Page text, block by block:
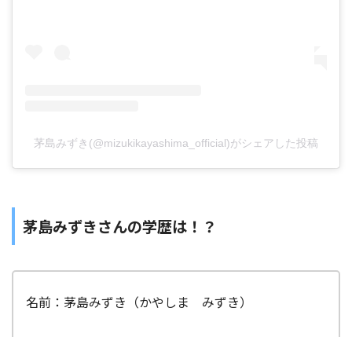
茅島みずき(@mizukikayashima_official)がシェアした投稿
茅島みずきさんの学歴は！？
名前：茅島みずき（かやしま みずき）